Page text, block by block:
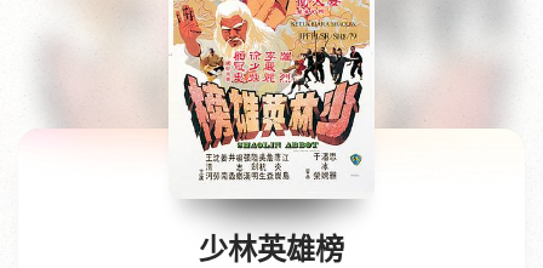
暂无观看影片的记录
少林英雄榜